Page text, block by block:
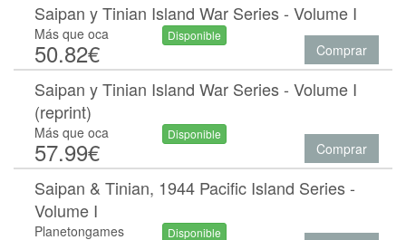
Saipan y Tinian Island War Series - Volume I
Más que oca
50.82€
Disponible
Comprar
Saipan y Tinian Island War Series - Volume I
(reprint)
Más que oca
57.99€
Disponible
Comprar
Saipan & Tinian, 1944 Pacific Island Series -
Volume I
Planetongames Disponible